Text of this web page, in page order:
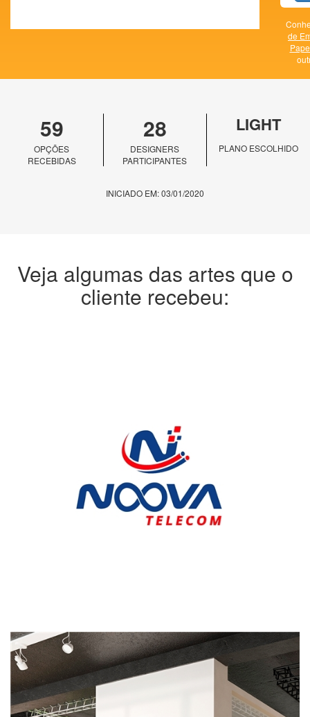
de
59
OPÇÕES
RECEBIDAS
28
DESIGNERS
PARTICIPANTES
LIGHT
PLANO ESCOLHIDO
INICIADO EM: 03/01/2020
Veja algumas das artes que o
cliente recebeu: